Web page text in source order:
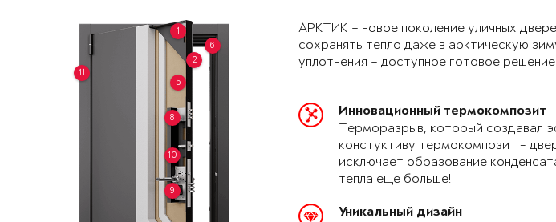
1
2
5
6
8
9
10
11
АРКТИК – новое поколение уличных
сохранять тепло даже в арктическую
уплотнения – доступное готовое
Инновационный термокомпозит
Терморазрыв, который создавал
констуктиву термокомпозит -
исключает образование
тепла еще больше!
Уникальный дизайн